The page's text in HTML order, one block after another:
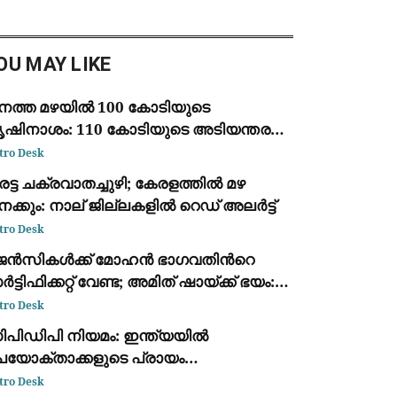
MAY LIKE
മഴയിൽ 100 കോടിയുടെ
110 കോടിയുടെ അടിയന്തര
തേടി കേരളം
Desk
ചക്രവാതച്ചുഴി; കേരളത്തിൽ മഴ
നാല് ജില്ലകളിൽ റെഡ് അലർട്ട്
Desk
മോഹൻ ഭാഗവതിന്‍റെ
വേണ്ട; അമിത് ഷായ്ക്ക് ഭയം:
വിമർശനവുമായി പ്രിയങ്കാ ഗാന്ധി
Desk
നിയമം: ഇന്ത്യയിൽ
പ്രായം
പുതിയ ഫീച്ചർ പരീക്ഷിച്ച്
Desk